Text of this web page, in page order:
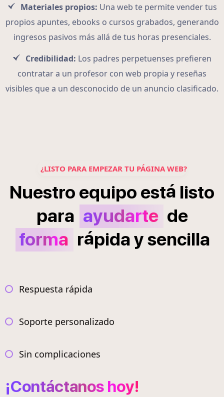
Materiales propios: Una web te permite vender tus
propios apuntes, ebooks o cursos grabados, generando
ingresos pasivos más allá de tus horas presenciales.
Credibilidad: Los padres perpetuenses prefieren
contratar a un profesor con web propia y reseñas
visibles que a un desconocido de un anuncio clasificado.
¿LISTO PARA EMPEZAR TU PÁGINA WEB?
Nuestro equipo está listo
para ayudarte de
forma rápidaysencilla
Respuesta rápida
Soporte personalizado
Sin complicaciones
¡Contáctanos hoy!